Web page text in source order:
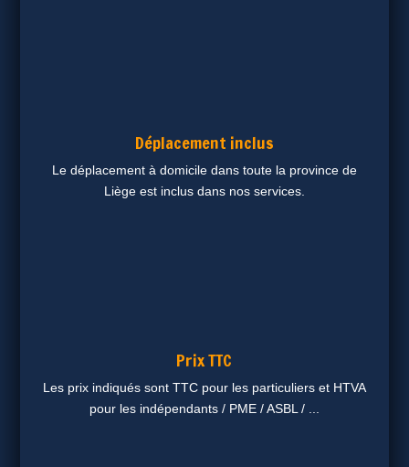
Déplacement inclus
Le déplacement à domicile dans toute la province de
Liège est inclus dans nos services.
Prix TTC
Les prix indiqués sont TTC pour les particuliers et HTVA
pour les indépendants / PME / ASBL / ...